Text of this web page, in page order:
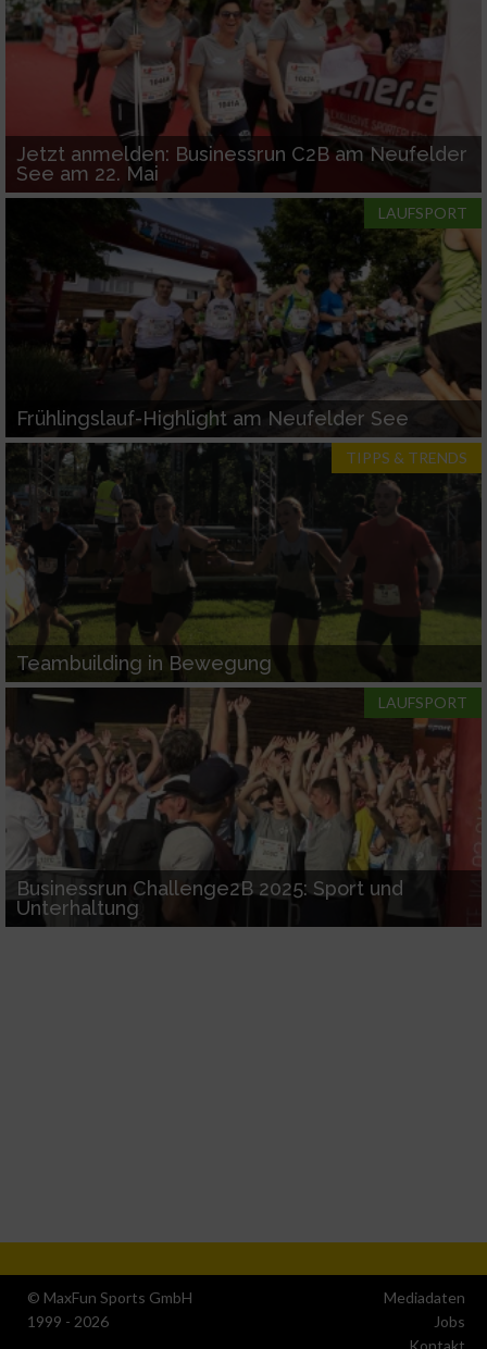
Jetzt anmelden: Businessrun C2B am Neufelder
See am 22. Mai
LAUFSPORT
Frühlingslauf-Highlight am Neufelder See
TIPPS & TRENDS
Teambuilding in Bewegung
LAUFSPORT
Businessrun Challenge2B 2025: Sport und
Unterhaltung
© MaxFun Sports GmbH
1999 - 2026
Mediadaten
Jobs
Kontakt